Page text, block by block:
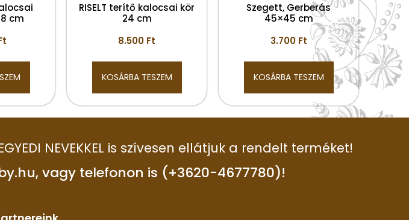
cm
RISELT terítő kalocsai kör
24 cm
8.500 Ft
KOSÁRBA TESZEM
Szegett, Gerberás
45×45 cm
3.700 Ft
KOSÁRBA TESZEM
NEVEKKEL is szívesen ellátjuk a rendelt terméket!
vagy telefonon is (+3620-4677780)!